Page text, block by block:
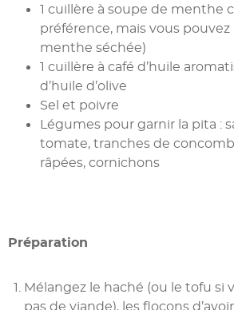
1 cuillère à soupe de menthe
préférence, mais vous pouvez
menthe séchée)
1 cuillère à café d’huile
d’huile d’olive
Sel et poivre
Légumes pour garnir la pita :
tomate, tranches de
râpées, cornichons
Préparation
Mélangez le haché (ou le tofu si
pas de viande), les flocons